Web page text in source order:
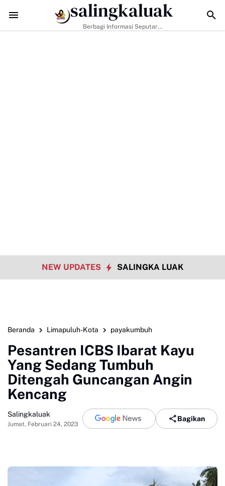
Tugas Pemerintah, H. Ilson Cong Dorong Keluarga dan
salingkaluak
Berbagi Informasi Seputar
NEW UPDATES SALINGKA LUAK
Beranda Limapuluh-Kota payakumbuh
Pesantren ICBS Ibarat Kayu
Yang Sedang Tumbuh
Ditengah Guncangan Angin
Kencang
Salingkaluak
Jumat, Februari 24, 2023
Bagikan